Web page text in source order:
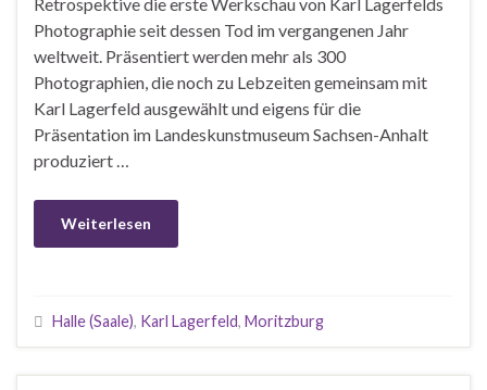
Photographie seit dessen Tod im vergangenen Jahr
weltweit. Präsentiert werden mehr als 300
Photographien, die noch zu Lebzeiten gemeinsam mit
Karl Lagerfeld ausgewählt und eigens für die
Präsentation im Landeskunstmuseum Sachsen-Anhalt
produziert …
Weiterlesen
Halle (Saale), Karl Lagerfeld, Moritzburg